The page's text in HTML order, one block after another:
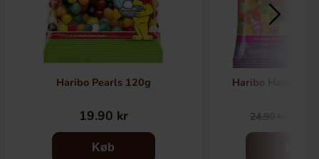
Haribo Pearls 120g
19.90 kr
Køb
Haribo Happy
24.90 kr